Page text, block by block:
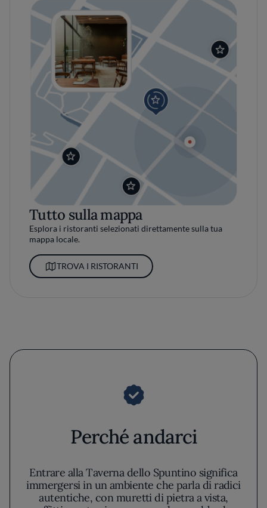
Tutto sulla mappa
Esplora i ristoranti selezionati direttamente sulla tua
mappa locale.
TROVA I RISTORANTI
Perché andarci
Entrare alla Taverna dello Spuntino significa
immergersi in un ambiente che parla di radici
autentiche, con muretti di pietra a vista,